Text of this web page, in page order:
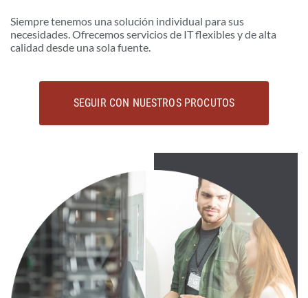
Siempre tenemos una solución individual para sus
necesidades. Ofrecemos servicios de IT flexibles y de alta
calidad desde una sola fuente.
SEGUIR CON NUESTROS PROCUTOS